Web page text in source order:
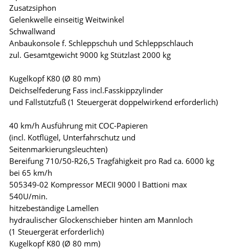
Zusatzsiphon
Gelenkwelle einseitig Weitwinkel
Schwallwand
Anbaukonsole f. Schleppschuh und Schleppschlauch
zul. Gesamtgewicht 9000 kg Stützlast 2000 kg
Kugelkopf K80 (Ø 80 mm)
Deichselfederung Fass incl.Fasskippzylinder
und Fallstützfuß (1 Steuergerät doppelwirkend erforderlich)
40 km/h Ausführung mit COC-Papieren
(incl. Kotflügel, Unterfahrschutz und
Seitenmarkierungsleuchten)
Bereifung 710/50-R26,5 Tragfähigkeit pro Rad ca. 6000 kg
bei 65 km/h
505349-02 Kompressor MECII 9000 l Battioni max
540U/min.
hitzebeständige Lamellen
hydraulischer Glockenschieber hinten am Mannloch
(1 Steuergerät erforderlich)
Kugelkopf K80 (Ø 80 mm)